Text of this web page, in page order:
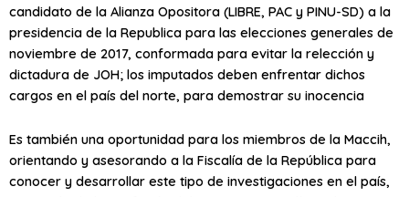
candidato de la Alianza Opositora (LIBRE, PAC y PINU-SD) a la
presidencia de la Republica para las elecciones generales de
noviembre de 2017, conformada para evitar la relección y
dictadura de JOH; los imputados deben enfrentar dichos
cargos en el país del norte, para demostrar su inocencia
Es también una oportunidad para los miembros de la Maccih,
orientando y asesorando a la Fiscalía de la República para
conocer y desarrollar este tipo de investigaciones en el país,